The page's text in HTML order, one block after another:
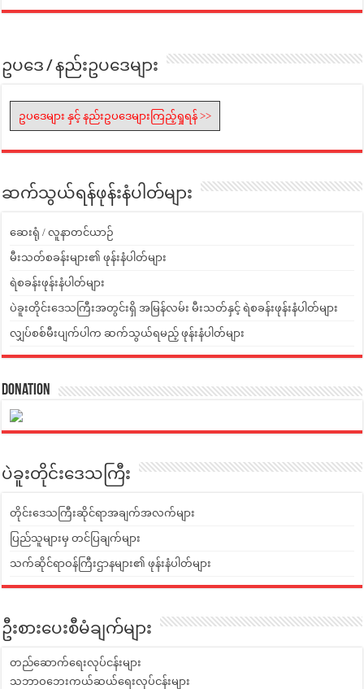
ဥပဒေ / နည်းဥပဒေများ
ဥပဒေများ နှင့် နည်းဥပဒေများကြည့်ရှုရန် >>
ဆက်သွယ်ရန်ဖုန်းနံပါတ်များ
ဆေးရုံ / လူနာတင်ယာဉ်
မီးသတ်စခန်းများ၏ ဖုန်းနံပါတ်များ
ရဲစခန်းဖုန်းနံပါတ်များ
ပဲခူးတိုင်းဒေသကြီးအတွင်းရှိ အမြန်လမ်း မီးသတ်နှင့် ရဲစခန်းဖုန်းနံပါတ်များ
လျှပ်စစ်မီးပျက်ပါက ဆက်သွယ်ရမည့် ဖုန်းနံပါတ်များ
Donation
ပဲခူးတိုင်းဒေသကြီး
တိုင်းဒေသကြီးဆိုင်ရာအချက်အလက်များ
ပြည်သူများမှ တင်ပြချက်များ
သက်ဆိုင်ရာဝန်ကြီးဌာနများ၏ ဖုန်းနံပါတ်များ
ဦးစားပေးစီမံချက်များ
တည်ဆောက်ရေးလုပ်ငန်းများ
သဘာဝဘေးကယ်ဆယ်ရေးလုပ်ငန်းများ